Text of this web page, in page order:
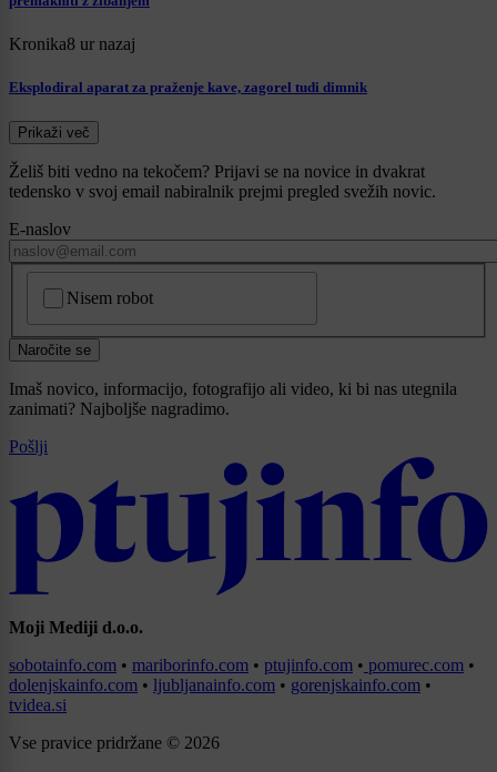
Kronika8 ur nazaj
Eksplodiral aparat za praženje kave, zagorel tudi dimnik
Prikaži več
Želiš biti vedno na tekočem? Prijavi se na novice in dvakrat
tedensko v svoj email nabiralnik prejmi pregled svežih novic.
E-naslov
Nisem robot
Naročite se
Imaš novico, informacijo, fotografijo ali video, ki bi nas utegnila
zanimati? Najboljše nagradimo.
Pošlji
Moji Mediji d.o.o.
sobotainfo.com • mariborinfo.com • ptujinfo.com • pomurec.com •
dolenjskainfo.com • ljubljanainfo.com • gorenjskainfo.com •
tvidea.si
Vse pravice pridržane © 2026